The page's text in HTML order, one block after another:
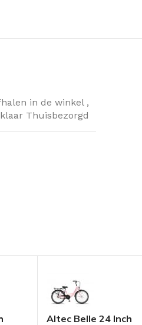
in de winkel ,
Thuisbezorgd
Altec Belle 24 Inch